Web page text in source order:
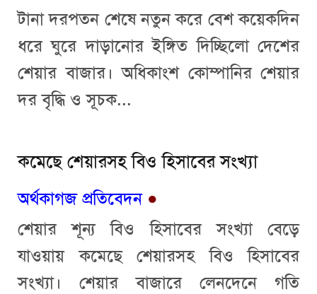
টানা দরপতন শেষে নতুন করে বেশ কয়েকদিন
ধরে ঘুরে দাড়ানোর ইঙ্গিত দিচ্ছিলো দেশের
শেয়ার বাজার। অধিকাংশ কোম্পানির শেয়ার
দর বৃদ্ধি ও সূচক...
কমেছে শেয়ারসহ বিও হিসাবের সংখ্যা
অর্থকাগজ প্রতিবেদন ●
শেয়ার শূন্য বিও হিসাবের সংখ্যা বেড়ে
যাওয়ায় কমেছে শেয়ারসহ বিও হিসাবের
সংখ্যা। শেয়ার বাজারে লেনদেনে গতি